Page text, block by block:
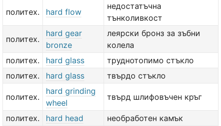
политех. hard flow
недостатъчна
тънколивкост
политех.
hard gear
bronze
леярски бронз за зъбни
колела
политех.
hard glass
труднотопимо стъкло
политех.
hard glass твърдо стъкло
политех.
hard grinding
wheel
твърд шлифовъчен кръг
политех. hard head
необработен камък